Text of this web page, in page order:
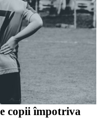
copii împotriva